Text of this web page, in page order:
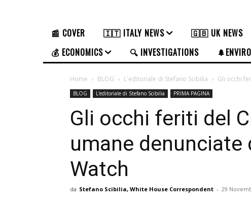
📰 COVER 🇮🇹 ITALY NEWS 🇬🇧 UK NEWS
💰 ECONOMICS
🔍 INVESTIGATIONS
Home BLOG L'editoriale di Stefano Scibilia Gli occhi
BLOG L'editoriale di Stefano Scibilia PRIMA PAGINA
Gli occhi feriti del
umane denunciate
Watch
da Stefano Scibilia, White House Correspondent - 29